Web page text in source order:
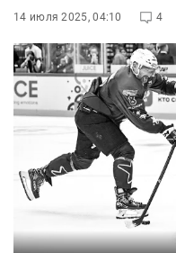
14 июля 2025, 04:10 4